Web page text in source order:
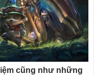
cũng như những